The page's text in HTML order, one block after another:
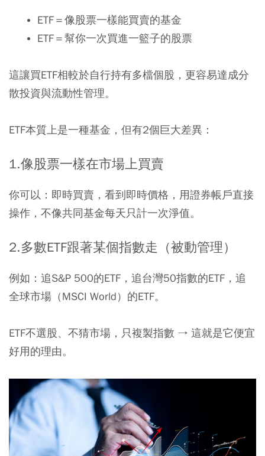
ETF＝像股票一樣能買賣的基金
ETF＝幫你一次買進一籃子的股票
這讓買ETF相較於自行持有多檔個股，更容易達成分
散投資與流動性管理。
ETF本質上是一種基金，但有2個巨大差異：
1.像股票一樣在市場上買賣
你可以：即時買賣，看到即時價格，用證券帳戶直接
操作，不像共同基金每天只計一次淨值。
2.多數ETF跟著某個指數走（被動管理）
例如：追S&P 500的ETF，追台灣50指數的ETF，追
全球市場（MSCI World）的ETF。
ETF不選股、不猜市場，只複製指數 → 這就是它便宜
好用的理由。